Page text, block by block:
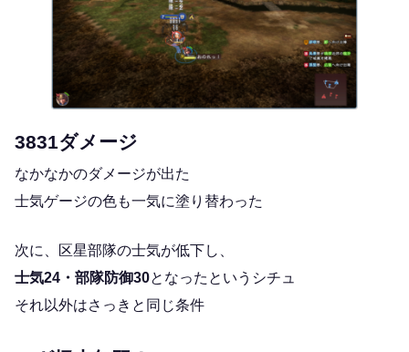
3831ダメージ
なかなかのダメージが出た
士気ゲージの色も一気に塗り替わった
次に、区星部隊の士気が低下し、
士気24・部隊防御30となったというシチュ
それ以外はさっきと同じ条件